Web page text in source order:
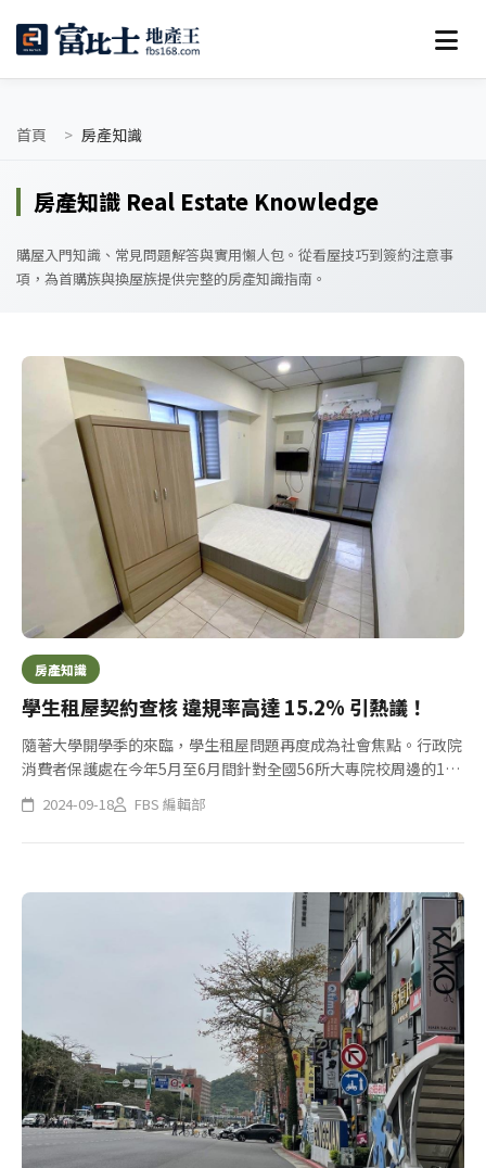
首頁 房產知識
房產知識 Real Estate Knowledge
購屋入門知識、常見問題解答與實用懶人包。從看屋技巧到簽約注意事
項，為首購族與換屋族提供完整的房產知識指南。
房產知識
學生租屋契約查核 違規率高達 15.2% 引熱議！
隨著大學開學季的來臨，學生租屋問題再度成為社會焦點。行政院
消費者保護處在今年5月至6月間針對全國56所大專院校周邊的100
份住宅租賃契約進行查核，結果顯示有228項次不符合「住宅租賃
定型化契約應記載及不得記載事項」的規定，整體不合格率高達
2024-09-18 FBS 編輯部